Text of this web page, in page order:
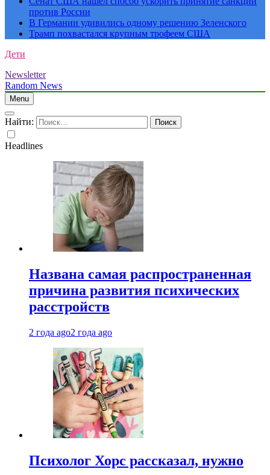
против России
В Германии удивились одному решению Зеленского
Трамп похвастался крупным трофеем США
Дети
Newsletter
Random News
Menu
Найти:
Headlines
Названа самая распространенная
причина развития психических
расстройств
2 года ago2 года ago
Психолог Хорс рассказал, нужно